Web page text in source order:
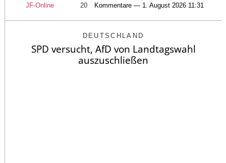
JF-Online 20 Kommentare — 1. August 2026 11:31
DEUTSCHLAND
SPD versucht, AfD von Landtagswahl
auszuschließen